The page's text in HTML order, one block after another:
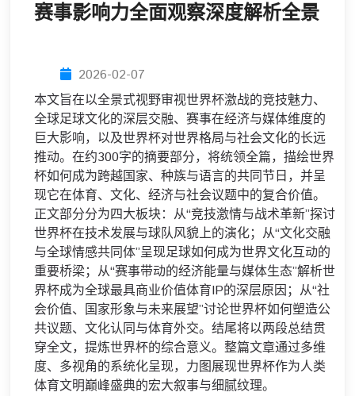
赛事影响力全面观察深度解析全景
2026-02-07
本文旨在以全景式视野审视世界杯激战的竞技魅力、
全球足球文化的深层交融、赛事在经济与媒体维度的
巨大影响，以及世界杯对世界格局与社会文化的长远
推动。在约300字的摘要部分，将统领全篇，描绘世界
杯如何成为跨越国家、种族与语言的共同节日，并呈
现它在体育、文化、经济与社会议题中的复合价值。
正文部分分为四大板块：从“竞技激情与战术革新”探讨
世界杯在技术发展与球队风貌上的演化；从“文化交融
与全球情感共同体”呈现足球如何成为世界文化互动的
重要桥梁；从“赛事带动的经济能量与媒体生态”解析世
界杯成为全球最具商业价值体育IP的深层原因；从“社
会价值、国家形象与未来展望”讨论世界杯如何塑造公
共议题、文化认同与体育外交。结尾将以两段总结贯
穿全文，提炼世界杯的综合意义。整篇文章通过多维
度、多视角的系统化呈现，力图展现世界杯作为人类
体育文明巅峰盛典的宏大叙事与细腻纹理。